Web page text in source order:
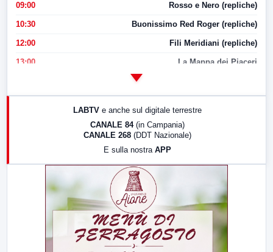
09:00 Rosso e Nero (repliche)
10:30 Buonissimo Red Roger (repliche)
12:00 Fili Meridiani (repliche)
13:00 La Mappa dei Piaceri
LABTV e anche sul digitale terrestre
CANALE 84 (in Campania)
CANALE 268 (DDT Nazionale)
E sulla nostra APP